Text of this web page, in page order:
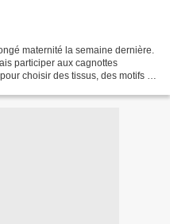
maternité la semaine dernière.
participer aux cagnottes
choisir des tissus, des motifs et